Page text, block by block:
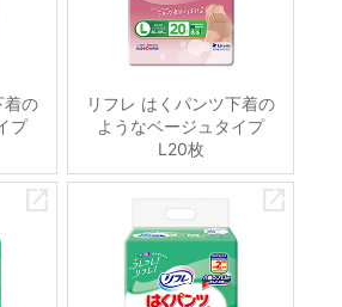
着の
プ
リフレ はくパンツ下着の
ようなベージュタイプ
L20枚